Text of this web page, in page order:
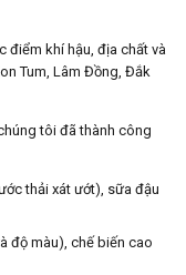
điểm khí hậu, địa chất và
Tum, Lâm Đồng, Đắk
tôi đã thành công
thải xát ướt), sữa đậu
độ màu), chế biến cao